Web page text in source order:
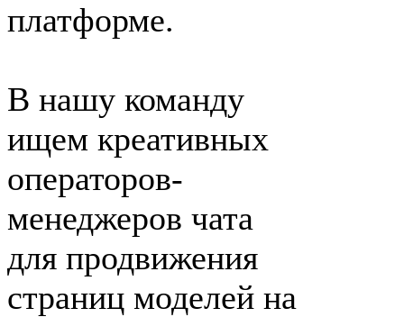
платформе.
В нашу команду
ищем креативных
операторов-
менеджеров чата
для продвижения
страниц моделей на